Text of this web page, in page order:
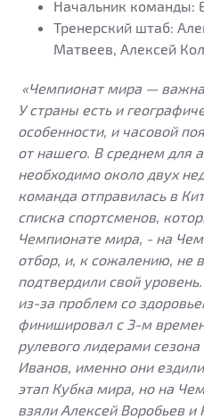
Начальник команды:
Тренерский штаб:
Матвеев, Алексей
«Чемпионат мира —
У страны есть и
особенности, и часовой
от нашего. В среднем для
необходимо около двух
команда отправилась в
списка спортсменов,
Чемпионате мира, - на
отбор, и, к сожалению, не
подтвердили свой
из-за проблем со
финишировал с 3-м
рулевого лидерами
Иванов, именно они
этап Кубка мира, но на
взяли Алексей Воробьев